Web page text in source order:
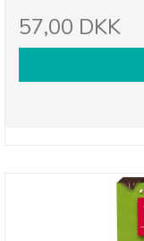
57,00 DKK